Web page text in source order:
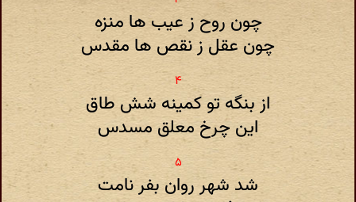
چون روح ز عیب ها منزه
چون عقل ز نقص ها مقدس
از بنگه تو کمینه شش طاق
این چرخ معلق مسدس
شد شهر روان بفر نامت